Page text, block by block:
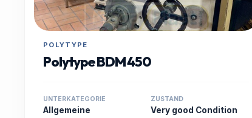
POLYTYPE
Polytype BDM 450
UNTERKATEGORIE
Allgemeine
ZUSTAND
Very good Condition